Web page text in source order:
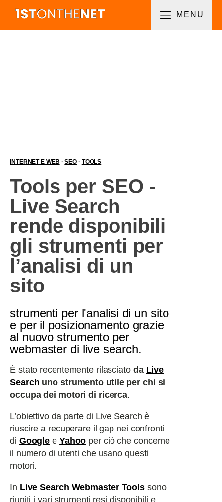
MENU
INTERNET E WEB ·SEO · TOOLS
Tools per SEO -
Live Search
rende disponibili
gli strumenti per
l’analisi di un
sito
strumenti per l'analisi di un sito
e per il posizionamento grazie
al nuovo strumento per
webmaster di live search.
È stato recentemente rilasciato da Live
Search uno strumento utile per chi si
occupa dei motori di ricerca.
L’obiettivo da parte di Live Search è
riuscire a recuperare il gap nei confronti
di Google e Yahoo per ciò che concerne
il numero di utenti che usano questi
motori.
In Live Search Webmaster Tools sono
riuniti i vari strumenti resi disponibili e